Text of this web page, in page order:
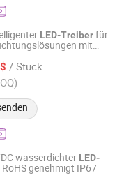
LED-Treiberfür
mit
/ Stück
Co., Ltd.
wasserdichter LED-
RoHS genehmigt IP67